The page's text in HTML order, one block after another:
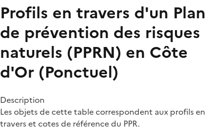
Profils en travers d'un Plan
de prévention des risques
naturels (PPRN) en Côte
d'Or (Ponctuel)
Description
Les objets de cette table correspondent aux profils en
travers et cotes de référence du PPR.